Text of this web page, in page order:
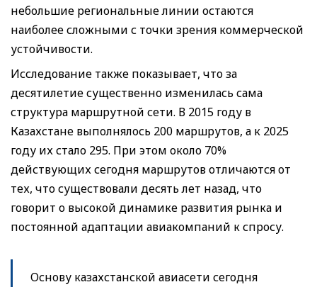
небольшие региональные линии остаются
наиболее сложными с точки зрения коммерческой
устойчивости.
Исследование также показывает, что за
десятилетие существенно изменилась сама
структура маршрутной сети. В 2015 году в
Казахстане выполнялось 200 маршрутов, а к 2025
году их стало 295. При этом около 70%
действующих сегодня маршрутов отличаются от
тех, что существовали десять лет назад, что
говорит о высокой динамике развития рынка и
постоянной адаптации авиакомпаний к спросу.
Основу казахстанской авиасети сегодня